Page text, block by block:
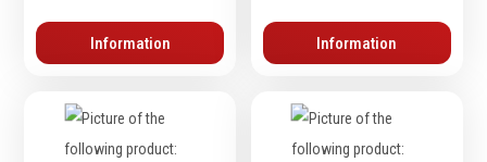
Information Information